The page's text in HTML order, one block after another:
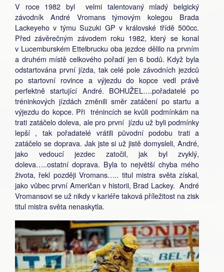
V roce 1982 byl velmi talentovaný mladý belgický
závodník André Vromans týmovým kolegou Brada
Lackeyeho v týmu Suzuki GP v královské třídě 500cc.
Před závěrečným závodem roku 1982, který se konal
v Lucemburském Ettelbrucku oba jezdce dělilo na prvním
a druhém místě celkového pořadí jen 6 bodů. Když byla
odstartována první jízda, tak celé pole závodních jezdců
po startovní rovince a výjezdu do kopce vedl právě
perfektně startující André. BOHUŽEL….pořadatelé po
tréninkových jízdách změnili směr zatáčení po startu a
výjezdu do kopce. Při trénincích se kvůli podmínkám na
trati zatáčelo doleva, ale pro první jízdu už byli podmínky
lepší , tak pořadatelé vrátili původní podobu trati a
zatáčelo se doprava. Jak jste si už jistě domysleli, André,
jako vedoucí jezdec zatočil, jak byl zvyklý,
doleva…..ostatní doprava. Byla to největší chyba mého
života, řekl později Vromans….. titul mistra světa získal,
jako vůbec první Američan v historii, Brad Lackey. André
Vromansovi se už nikdy v kariéře taková příležitost na zisk
titul mistra světa nenaskytla.